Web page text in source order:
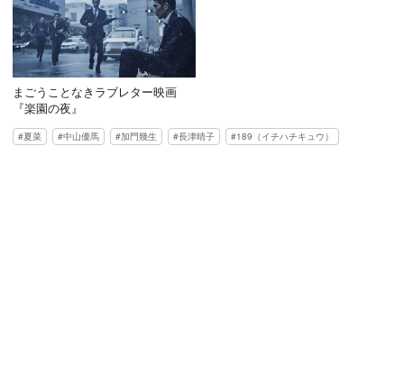
まごうことなきラブレター映画
『楽園の夜』
夏菜 中山優馬 加門幾生 長津晴子 189（イチハチキュウ）